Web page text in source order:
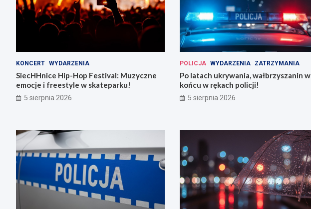
KONCERT WYDARZENIA
SiecHHnice Hip-Hop Festival: Muzyczne
emocje i freestyle w skateparku!
5 sierpnia 2026
POLICJA WYDARZENIA ZATRZYMANIA
Po latach ukrywania, wałbrzyszanin w
końcu w rękach policji!
5 sierpnia 2026